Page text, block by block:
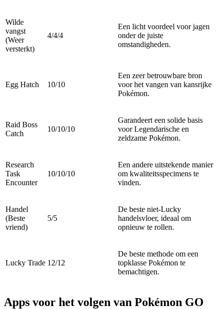
Wilde
vangst
(Weer
versterkt)
4/4/4
Een licht voordeel voor jagen
onder de juiste
omstandigheden.
Egg Hatch 10/10
Een zeer betrouwbare bron
voor het vangen van kansrijke
Pokémon.
Raid Boss
Catch
10/10/10
Garandeert een solide basis
voor Legendarische en
zeldzame Pokémon.
Research
Task
Encounter
10/10/10
Een andere uitstekende manier
om kwaliteitsspecimens te
vinden.
Handel
(Beste
vriend)
5/5
De beste niet-Lucky
handelsvloer, ideaal om
opnieuw te rollen.
Lucky Trade 12/12
De beste methode om een
topklasse Pokémon te
bemachtigen.
Apps voor het volgen van Pokémon GO